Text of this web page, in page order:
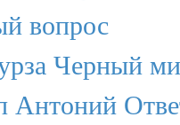
вопрос
Черный
Антоний